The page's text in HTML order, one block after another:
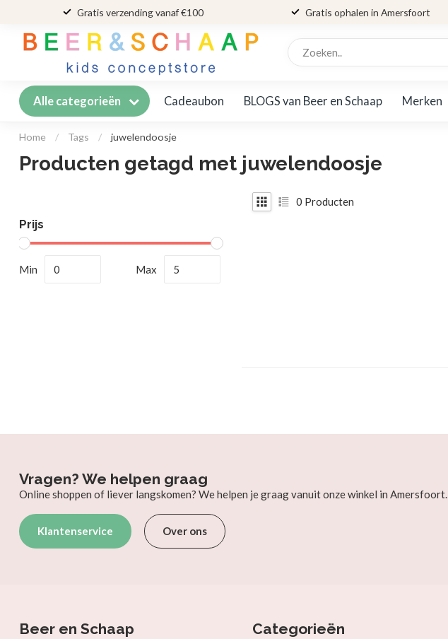
Gratis verzending vanaf €100 Gratis ophalen in Amersfoort
Alle categorieën Cadeaubon BLOGS van Beer en Schaap Merken
Home / Tags / juwelendoosje
Producten getagd met juwelendoosje
Prijs
Min Max
0 Producten
Vragen? We helpen graag
Online shoppen of liever langskomen? We helpen je graag vanuit onze winkel in Amersfoort.
Klantenservice Over ons
Beer en Schaap Categorieën